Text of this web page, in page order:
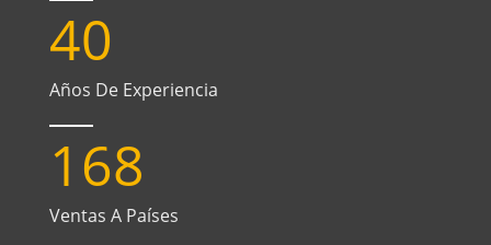
40
Años De Experiencia
168
Ventas A Países